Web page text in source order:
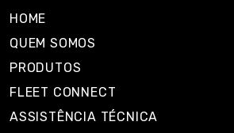
HOME
QUEM SOMOS
PRODUTOS
FLEET CONNECT
ASSISTÊNCIA TÉCNICA